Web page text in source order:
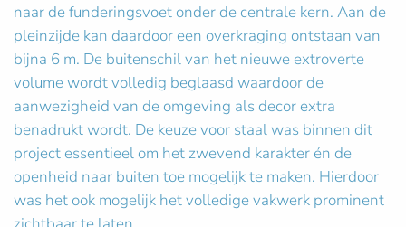
naar de funderingsvoet onder de centrale kern. Aan de
pleinzijde kan daardoor een overkraging ontstaan van
bijna 6 m. De buitenschil van het nieuwe extroverte
volume wordt volledig beglaasd waardoor de
aanwezigheid van de omgeving als decor extra
benadrukt wordt. De keuze voor staal was binnen dit
project essentieel om het zwevend karakter én de
openheid naar buiten toe mogelijk te maken. Hierdoor
was het ook mogelijk het volledige vakwerk prominent